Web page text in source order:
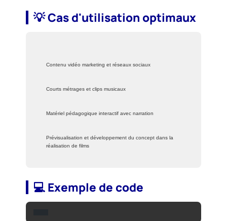
💡 Cas d'utilisation optimaux
Contenu vidéo marketing et réseaux sociaux
Courts métrages et clips musicaux
Matériel pédagogique interactif avec narration
Prévisualisation et développement du concept dans la
réalisation de films
💻 Exemple de code